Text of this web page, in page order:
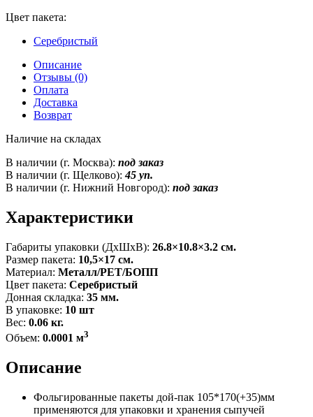
Цвет пакета:
Серебристый
Описание
Отзывы (0)
Оплата
Доставка
Возврат
Наличие на складах
В наличии (г. Москва): под заказ
В наличии (г. Щелково):45 уп.
В наличии (г. Нижний Новгород): под заказ
Характеристики
Габариты упаковки (ДxШxВ): 26.8×10.8×3.2 см.
Размер пакета: 10,5×17 см.
Материал: Металл/PET/БОПП
Цвет пакета: Серебристый
Донная складка: 35 мм.
В упаковке: 10 шт
Вес: 0.06 кг.
Объем: 0.0001 м3
Описание
Фольгированные пакеты дой-пак 105*170(+35)мм
применяются для упаковки и хранения сыпучей